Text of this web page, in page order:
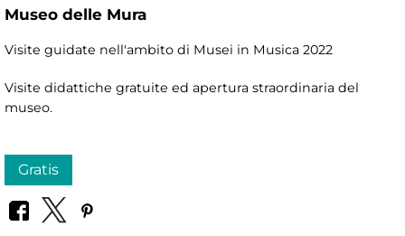
Museo delle Mura
Visite guidate nell'ambito di Musei in Musica 2022
Visite didattiche gratuite ed apertura straordinaria del
museo.
Gratis